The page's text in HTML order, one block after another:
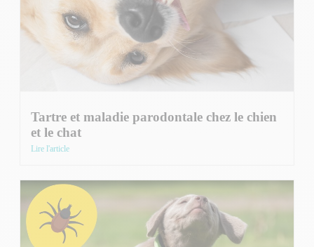
Tartre et maladie parodontale chez le chien
et le chat
Lire l'article